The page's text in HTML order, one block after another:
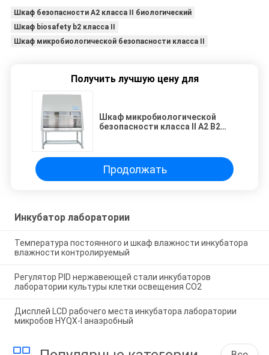
Шкаф безопасности A2 класса II биологический
Шкаф biosafety b2 класса II
Шкаф микробиологической безопасности класса II
Получить лучшую цену для
Шкаф микробиологической
безопасности класса II A2 B2
Продолжать
Инкубатор лаборатории
Температура постоянного и шкаф влажности инкубатора
влажности контролируемый
Регулятор PID нержавеющей стали инкубаторов
лаборатории культуры клетки освещения СО2
Дисплей LCD рабочего места инкубатора лаборатории
микробов HYQX-I анаэробный